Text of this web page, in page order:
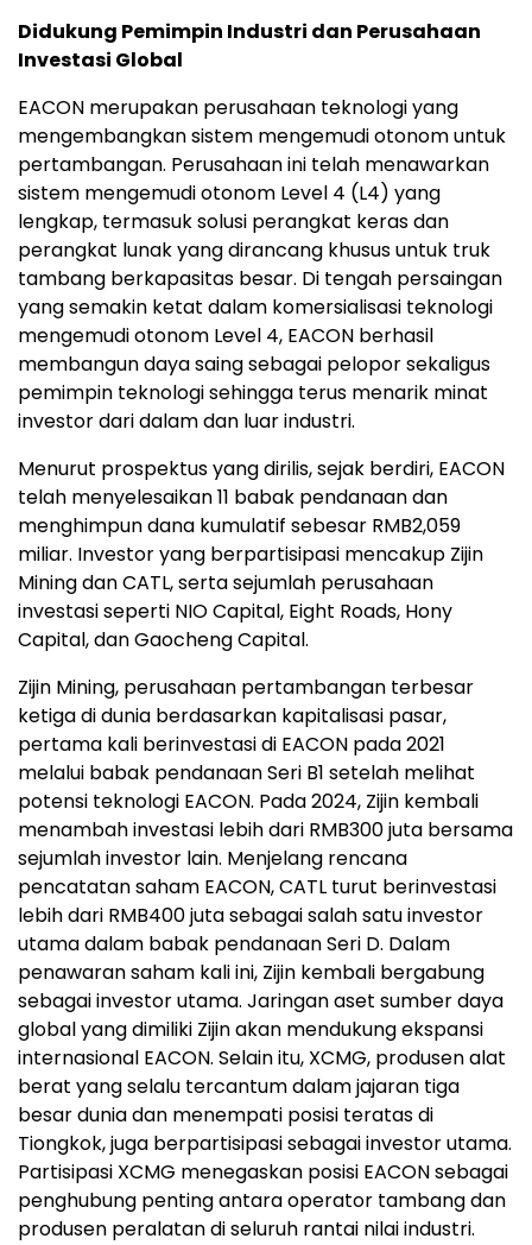
Didukung Pemimpin Industri dan Perusahaan
Investasi Global
EACON merupakan perusahaan teknologi yang
mengembangkan sistem mengemudi otonom untuk
pertambangan. Perusahaan ini telah menawarkan
sistem mengemudi otonom Level 4 (L4) yang
lengkap, termasuk solusi perangkat keras dan
perangkat lunak yang dirancang khusus untuk truk
tambang berkapasitas besar. Di tengah persaingan
yang semakin ketat dalam komersialisasi teknologi
mengemudi otonom Level 4, EACON berhasil
membangun daya saing sebagai pelopor sekaligus
pemimpin teknologi sehingga terus menarik minat
investor dari dalam dan luar industri.
Menurut prospektus yang dirilis, sejak berdiri, EACON
telah menyelesaikan 11 babak pendanaan dan
menghimpun dana kumulatif sebesar RMB2,059
miliar. Investor yang berpartisipasi mencakup Zijin
Mining dan CATL, serta sejumlah perusahaan
investasi seperti NIO Capital, Eight Roads, Hony
Capital, dan Gaocheng Capital.
Zijin Mining, perusahaan pertambangan terbesar
ketiga di dunia berdasarkan kapitalisasi pasar,
pertama kali berinvestasi di EACON pada 2021
melalui babak pendanaan Seri B1 setelah melihat
potensi teknologi EACON. Pada 2024, Zijin kembali
menambah investasi lebih dari RMB300 juta bersama
sejumlah investor lain. Menjelang rencana
pencatatan saham EACON, CATL turut berinvestasi
lebih dari RMB400 juta sebagai salah satu investor
utama dalam babak pendanaan Seri D. Dalam
penawaran saham kali ini, Zijin kembali bergabung
sebagai investor utama. Jaringan aset sumber daya
global yang dimiliki Zijin akan mendukung ekspansi
internasional EACON. Selain itu, XCMG, produsen alat
berat yang selalu tercantum dalam jajaran tiga
besar dunia dan menempati posisi teratas di
Tiongkok, juga berpartisipasi sebagai investor utama.
Partisipasi XCMG menegaskan posisi EACON sebagai
penghubung penting antara operator tambang dan
produsen peralatan di seluruh rantai nilai industri.